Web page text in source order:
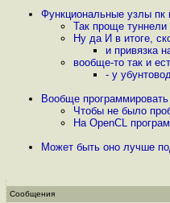
Функциональные узлы
Так проще туннели
Ну да И в итоге,
и привязка
вообще-то так и
- у
Вообще
Чтобы не было
На OpenCL
Может быть оно лучше
Сообщения